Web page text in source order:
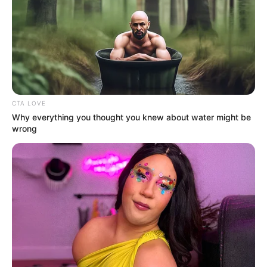
αποτελεσματικό Επιμελητήριο.
Με έμφαση στη διαφάνεια, τη συνεργασία και
την εξωστρέφεια, ο Γκάνης υπόσχεται να
εργαστεί ακούραστα για να δικαιώσει την
εμπιστοσύνη που θα του δείξουν οι
συνάδελφοί του.
Οι εκλογές του Επιμελητηρίου Εύβοιας
αποτελούν μια κρίσιμη ευκαιρία για να
διαμορφωθεί ένα καλύτερο μέλλον για την
επιχειρηματική κοινότητα. Η υποψηφιότητα
του Γιώργου Γκάνη δίνει ελπίδα για μια
δυναμική και παραγωγική πορεία.
Περισσότερα νέα από την Εύβοια
CTA LOVE
Why everything you thought you knew about water might be
wrong